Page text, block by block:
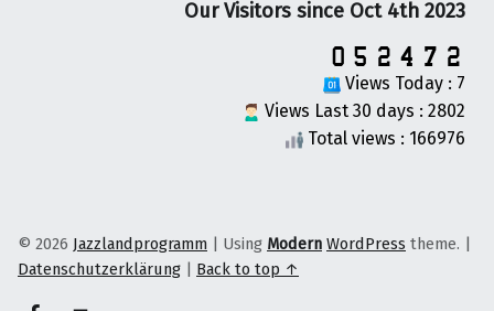
Our Visitors since Oct 4th 2023
Views Today : 7
Views Last 30 days : 2802
Total views : 166976
© 2026 Jazzlandprogramm Using Modern WordPress theme.
Datenschutzerklärung
Back to top ↑